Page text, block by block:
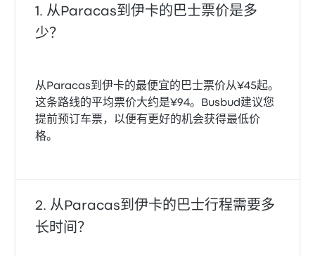
从Paracas到伊卡的巴士票价是多
少？
从Paracas到伊卡的最便宜的巴士票价从¥45起。
这条路线的平均票价大约是¥94。Busbud建议您
提前预订车票，以便有更好的机会获得最低价
格。
从Paracas到伊卡的巴士行程需要多
长时间？